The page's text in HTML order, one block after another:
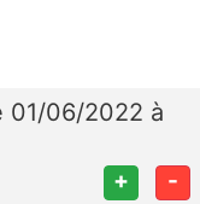
01/06/2022 à
+ -